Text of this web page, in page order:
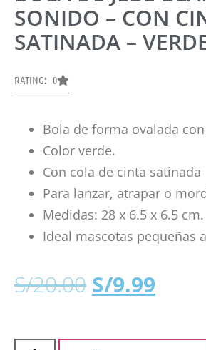
SONIDO – CON
SATINADA –
RATING: 0
Bola de forma ovalada
Color verde.
Con cola de cinta satinada
Para lanzar, atrapar o
Medidas: 28 x 6.5 x 6.5 cm.
Ideal mascotas pequeñas
S/20.00 S/9.99